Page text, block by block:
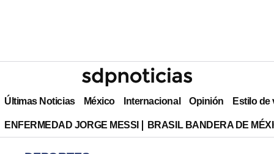
Últimas Noticias México Internacional Opinión Estilo de
ENFERMEDAD JORGE MESSI BRASIL BANDERA DE